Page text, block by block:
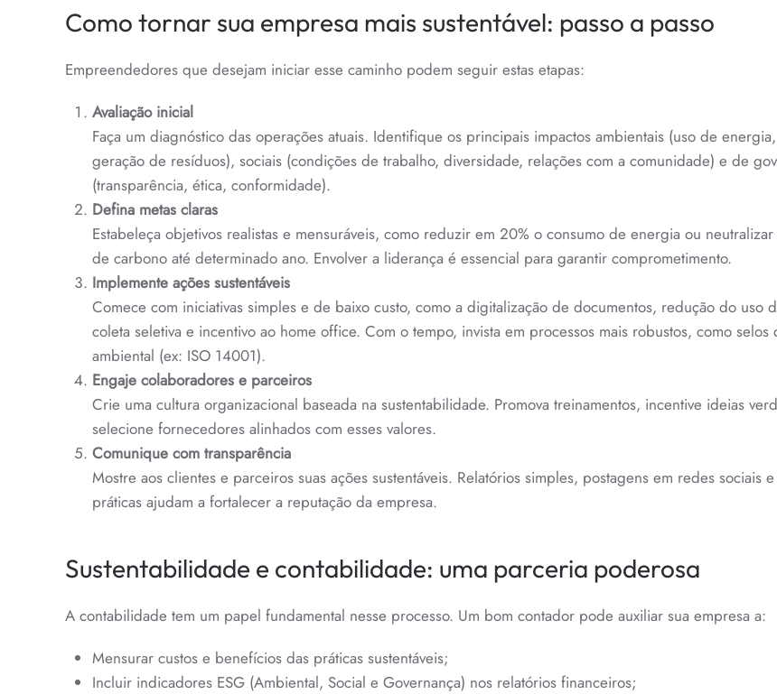
Como tornar sua empresa mais sustentável: passo a passo
Empreendedores que desejam iniciar esse caminho podem seguir estas etapas:
Avaliação inicial
Faça um diagnóstico das operações atuais. Identifique os principais impactos ambientais (uso de
geração de resíduos), sociais (condições de trabalho, diversidade, relações com a comunidade) e de
(transparência, ética, conformidade).
Defina metas claras
Estabeleça objetivos realistas e mensuráveis, como reduzir em 20% o consumo de energia ou neutralizar
de carbono até determinado ano. Envolver a liderança é essencial para garantir comprometimento.
Implemente ações sustentáveis
Comece com iniciativas simples e de baixo custo, como a digitalização de documentos, redução do uso
coleta seletiva e incentivo ao home office. Com o tempo, invista em processos mais robustos, como selos
ambiental (ex: ISO 14001).
Engaje colaboradores e parceiros
Crie uma cultura organizacional baseada na sustentabilidade. Promova treinamentos, incentive ideias
selecione fornecedores alinhados com esses valores.
Comunique com transparência
Mostre aos clientes e parceiros suas ações sustentáveis. Relatórios simples, postagens em redes sociais
práticas ajudam a fortalecer a reputação da empresa.
Sustentabilidade e contabilidade: uma parceria poderosa
A contabilidade tem um papel fundamental nesse processo. Um bom contador pode auxiliar sua empresa a:
Mensurar custos e benefícios das práticas sustentáveis;
Incluir indicadores ESG (Ambiental, Social e Governança) nos relatórios financeiros;